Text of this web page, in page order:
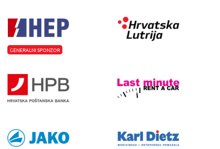
GENERALNI SPONZOR